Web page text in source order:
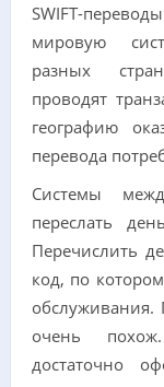
SWIFT-
мировую
разных
проводят
географию
перевода
Системы
переслать
Перечислить
код, по
обслуживания.
очень
достаточно